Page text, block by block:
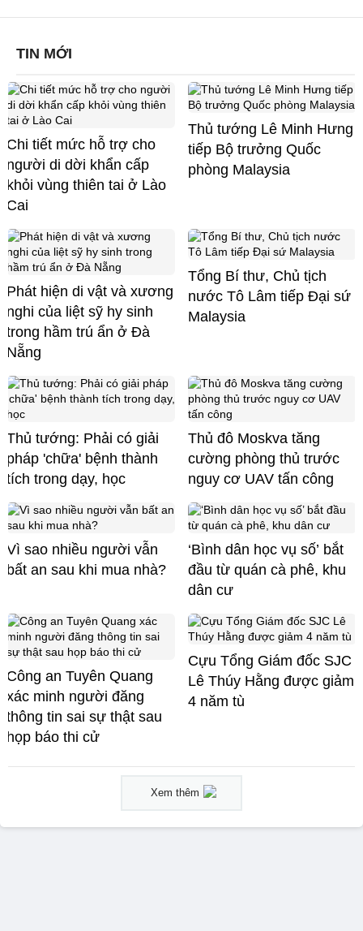
TIN MỚI
Chi tiết mức hỗ trợ cho
người di dời khẩn cấp
khỏi vùng thiên tai ở Lào
Cai
Thủ tướng Lê Minh Hưng
tiếp Bộ trưởng Quốc
phòng Malaysia
Phát hiện di vật và xương
nghi của liệt sỹ hy sinh
trong hầm trú ẩn ở Đà
Nẵng
Tổng Bí thư, Chủ tịch
nước Tô Lâm tiếp Đại sứ
Malaysia
Thủ tướng: Phải có giải
pháp 'chữa' bệnh thành
tích trong dạy, học
Thủ đô Moskva tăng
cường phòng thủ trước
nguy cơ UAV tấn công
Vì sao nhiều người vẫn
bất an sau khi mua nhà?
‘Bình dân học vụ số’ bắt
đầu từ quán cà phê, khu
dân cư
Công an Tuyên Quang
xác minh người đăng
thông tin sai sự thật sau
họp báo thi cử
Cựu Tổng Giám đốc SJC
Lê Thúy Hằng được giảm
4 năm tù
Xem thêm